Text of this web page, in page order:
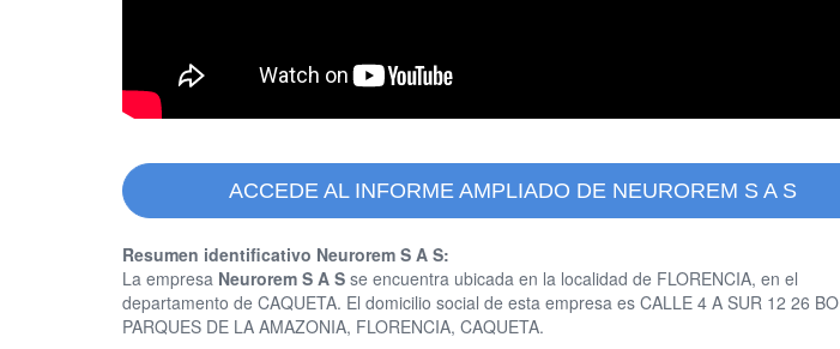
ACCEDE AL INFORME AMPLIADO DE NEUROREM S A S
Resumen identificativo Neurorem S A S:
La empresa Neurorem S A S se encuentra ubicada en la localidad de FLORENCIA, en el
departamento de CAQUETA. El domicilio social de esta empresa es CALLE 4 A SUR 12 26 BO
PARQUES DE LA AMAZONIA, FLORENCIA, CAQUETA.